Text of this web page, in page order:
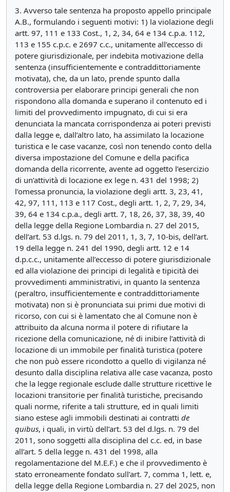
3. Avverso tale sentenza ha proposto appello principale
A.B., formulando i seguenti motivi: 1) la violazione degli
artt. 97, 111 e 133 Cost., 1, 2, 34, 64 e 134 c.p.a. 112,
113 e 155 c.p.c. e 2697 c.c., unitamente all’eccesso di
potere giurisdizionale, per indebita motivazione della
sentenza (insufficientemente e contraddittoriamente
motivata), che, da un lato, prende spunto dalla
controversia per elaborare principi generali che non
rispondono alla domanda e superano il contenuto ed i
limiti del provvedimento impugnato, di cui si era
denunciata la mancata corrispondenza ai poteri previsti
dalla legge e, dall’altro lato, ha assimilato la locazione
turistica e le case vacanze, così non tenendo conto della
diversa impostazione del Comune e della pacifica
domanda della ricorrente, avente ad oggetto l’esercizio
di un’attività di locazione ex lege n. 431 del 1998; 2)
l’omessa pronuncia, la violazione degli artt. 3, 23, 41,
42, 97, 111, 113 e 117 Cost., degli artt. 1, 2, 7, 29, 34,
39, 64 e 134 c.p.a., degli artt. 7, 18, 26, 37, 38, 39, 40
della legge della Regione Lombardia n. 27 del 2015,
dell’art. 53 d.lgs. n. 79 del 2011, 1, 3, 7, 10-bis, dell’art.
19 della legge n. 241 del 1990, degli artt. 12 e 14
d.p.c.c., unitamente all’eccesso di potere giurisdizionale
ed alla violazione dei principi di legalità e tipicità dei
provvedimenti amministrativi, in quanto la sentenza
(peraltro, insufficientemente e contraddittoriamente
motivata) non si è pronunciata sui primi due motivi di
ricorso, con cui si è lamentato che al Comune non è
attribuito da alcuna norma il potere di rifiutare la
ricezione della comunicazione, né di inibire l’attività di
locazione di un immobile per finalità turistica (potere
che non può essere ricondotto a quello di vigilanza né
desunto dalla disciplina relativa alle case vacanza, posto
che la legge regionale esclude dalle strutture ricettive le
locazioni transitorie per finalità turistiche, precisando
quali norme, riferite a tali strutture, ed in quali limiti
siano estese agli immobili destinati ai contratti de
quibus, i quali, in virtù dell’art. 53 del d.lgs. n. 79 del
2011, sono soggetti alla disciplina del c.c. ed, in base
all’art. 5 della legge n. 431 del 1998, alla
regolamentazione del M.E.F.) e che il provvedimento è
stato erroneamente fondato sull’art. 7, comma 1, lett. e,
della legge della Regione Lombardia n. 27 del 2025, non